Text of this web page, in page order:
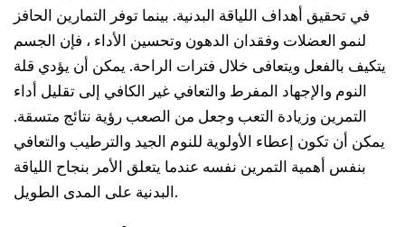
في تحقيق أهداف اللياقة البدنية. بينما توفر التمارين الحافز
لنمو العضلات وفقدان الدهون وتحسين الأداء ، فإن الجسم
يتكيف بالفعل ويتعافى خلال فترات الراحة. يمكن أن يؤدي قلة
النوم والإجهاد المفرط والتعافي غير الكافي إلى تقليل أداء
التمرين وزيادة التعب وجعل من الصعب رؤية نتائج متسقة.
يمكن أن تكون إعطاء الأولوية للنوم الجيد والترطيب والتعافي
بنفس أهمية التمرين نفسه عندما يتعلق الأمر بنجاح اللياقة
البدنية على المدى الطويل.